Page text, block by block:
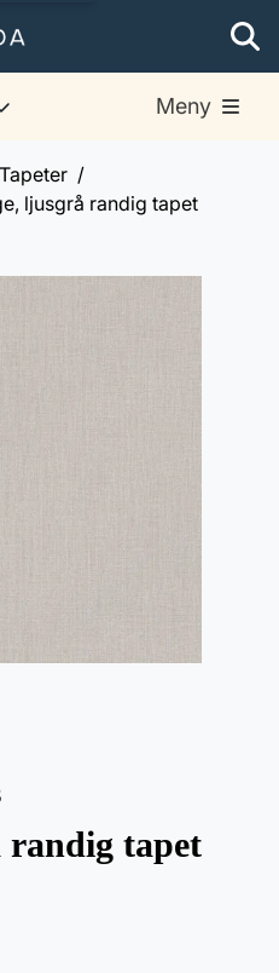
Meny
Tapeter
ljusgrå randig tapet
randig tapet